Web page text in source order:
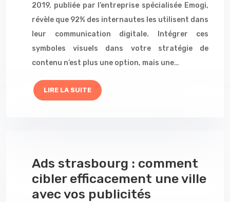
2019, publiée par l’entreprise spécialisée Emogi,
révèle que 92% des internautes les utilisent dans
leur communication digitale. Intégrer ces
symboles visuels dans votre stratégie de
contenu n’est plus une option, mais une…
LIRE LA SUITE
Ads strasbourg : comment
cibler efficacement une ville
avec vos publicités